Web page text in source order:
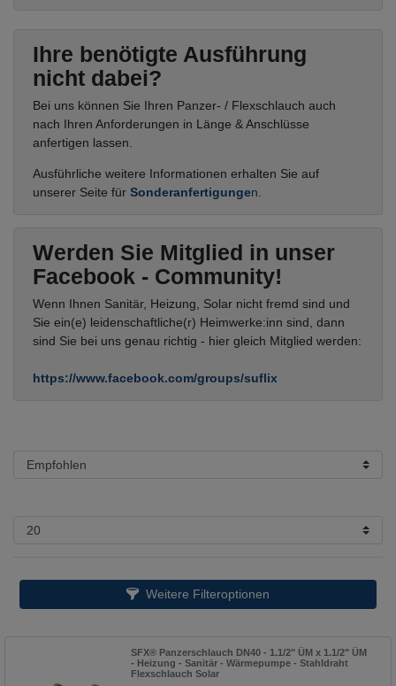
Ihre benötigte Ausführung
nicht dabei?
Bei uns können Sie Ihren Panzer- / Flexschlauch auch
nach Ihren Anforderungen in Länge & Anschlüsse
anfertigen lassen.
Ausführliche weitere Informationen erhalten Sie auf
unserer Seite für Sonderanfertigungen
Werden Sie Mitglied in unser
Facebook - Community!
Wenn Ihnen Sanitär, Heizung, Solar nicht fremd sind und
Sie ein(e) leidenschaftliche(r) Heimwerke:inn sind, dann
sind Sie bei uns genau richtig - hier gleich Mitglied werden:
https://www.facebook.com/groups/suflix
Weitere Filteroptionen
SFX® Panzerschlauch DN40 - 1.1/2" ÜM x 1.1/2" ÜM
- Heizung - Sanitär - Wärmepumpe - Stahldraht
Flexschlauch Solar